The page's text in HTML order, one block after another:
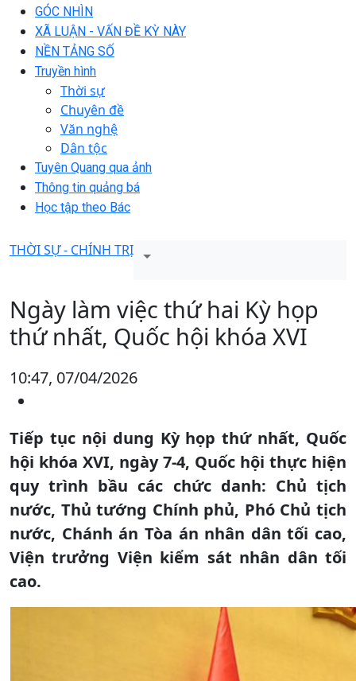
GÓC NHÌN
XÃ LUẬN - VẤN ĐỀ KỲ NÀY
NỀN TẢNG SỐ
Truyền hình
Thời sự
Chuyên đề
Văn nghệ
Dân tộc
Tuyên Quang qua ảnh
Thông tin quảng bá
Học tập theo Bác
THỜI SỰ - CHÍNH TRỊ
Ngày làm việc thứ hai Kỳ họp
thứ nhất, Quốc hội khóa XVI
10:47, 07/04/2026
Tiếp tục nội dung Kỳ họp thứ nhất, Quốc
hội khóa XVI, ngày 7-4, Quốc hội thực hiện
quy trình bầu các chức danh: Chủ tịch
nước, Thủ tướng Chính phủ, Phó Chủ tịch
nước, Chánh án Tòa án nhân dân tối cao,
Viện trưởng Viện kiểm sát nhân dân tối
cao.